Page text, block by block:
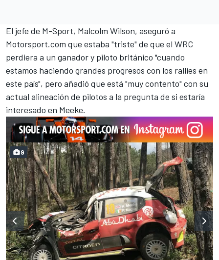
El jefe de M-Sport, Malcolm Wilson, aseguró a
Motorsport.com que estaba "triste" de que el WRC
perdiera a un ganador y piloto británico "cuando
estamos haciendo grandes progresos con los rallies en
este país", pero añadió que está "muy contento" con su
actual alineación de pilotos a la pregunta de si estaría
interesado en Meeke.
9